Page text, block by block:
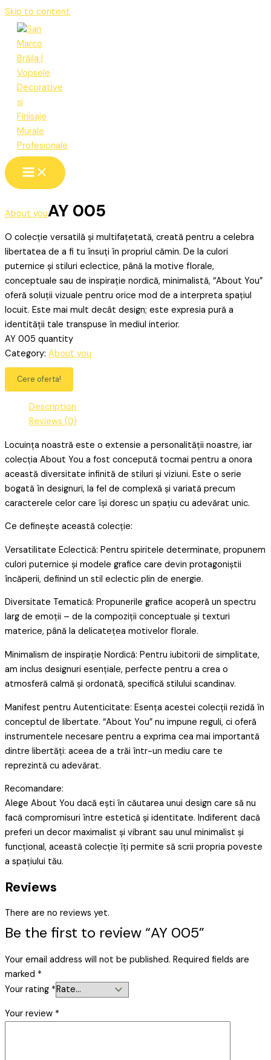
Skip to content
About youAY 005
O colecție versatilă și multifațetată, creată pentru a celebra
libertatea de a fi tu însuți în propriul cămin. De la culori
puternice și stiluri eclectice, până la motive florale,
conceptuale sau de inspirație nordică, minimalistă, “About You”
oferă soluții vizuale pentru orice mod de a interpreta spațiul
locuit. Este mai mult decât design; este expresia pură a
identității tale transpuse în mediul interior.
AY 005 quantity
Category: About you
Cere oferta!
Description
Reviews (0)
Locuința noastră este o extensie a personalității noastre, iar
colecția About You a fost concepută tocmai pentru a onora
această diversitate infinită de stiluri și viziuni. Este o serie
bogată în designuri, la fel de complexă și variată precum
caracterele celor care își doresc un spațiu cu adevărat unic.
Ce definește această colecție:
Versatilitate Eclectică: Pentru spiritele determinate, propunem
culori puternice și modele grafice care devin protagoniștii
încăperii, definind un stil eclectic plin de energie.
Diversitate Tematică: Propunerile grafice acoperă un spectru
larg de emoții – de la compoziții conceptuale și texturi
materice, până la delicatețea motivelor florale.
Minimalism de inspirație Nordică: Pentru iubitorii de simplitate,
am inclus designuri esențiale, perfecte pentru a crea o
atmosferă calmă și ordonată, specifică stilului scandinav.
Manifest pentru Autenticitate: Esența acestei colecții rezidă în
conceptul de libertate. “About You” nu impune reguli, ci oferă
instrumentele necesare pentru a exprima cea mai importantă
dintre libertăți: aceea de a trăi într-un mediu care te
reprezintă cu adevărat.
Recomandare:
Alege About You dacă ești în căutarea unui design care să nu
facă compromisuri între estetică și identitate. Indiferent dacă
preferi un decor maximalist și vibrant sau unul minimalist și
funcțional, această colecție îți permite să scrii propria poveste
a spațiului tău.
Reviews
There are no reviews yet.
Be the first to review “AY 005”
Your email address will not be published. Required fields are
marked *
Your rating *
Your review *